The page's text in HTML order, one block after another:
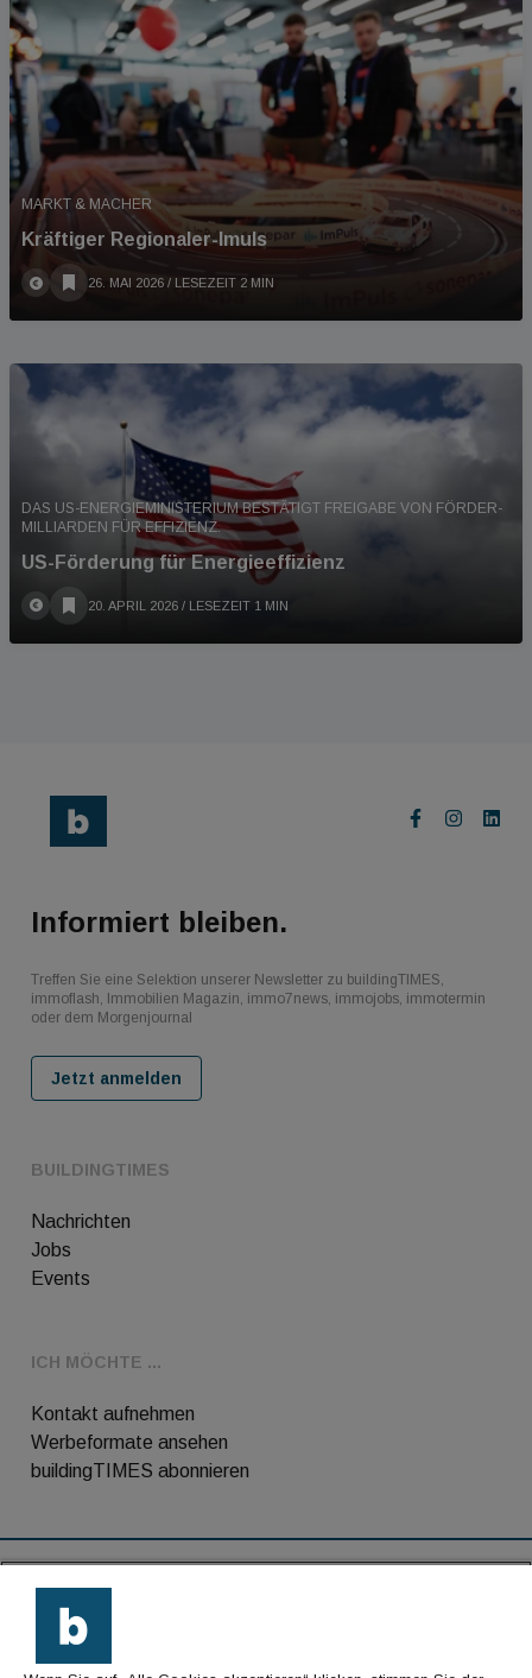
MARKT & MACHER
Kräftiger Regionaler-Imuls
26. MAI 2026 / LESEZEIT 2 MIN
DAS US-ENERGIEMINISTERIUM BESTÄTIGT FREIGABE VON FÖRDER-
MILLIARDEN FÜR EFFIZIENZ.
US-Förderung für Energieeffizienz
20. APRIL 2026 / LESEZEIT 1 MIN
BUILDINGTIMES
Nachrichten
Jobs
Events
ICH MÖCHTE ...
Kontakt aufnehmen
Werbeformate ansehen
buildingTIMES abonnieren
Informiert bleiben.
Treffen Sie eine Selektion unserer Newsletter zu buildingTIMES,
immoflash, Immobilien Magazin, immo7news, immojobs, immotermin
oder dem Morgenjournal
Jetzt anmelden
Kontakt